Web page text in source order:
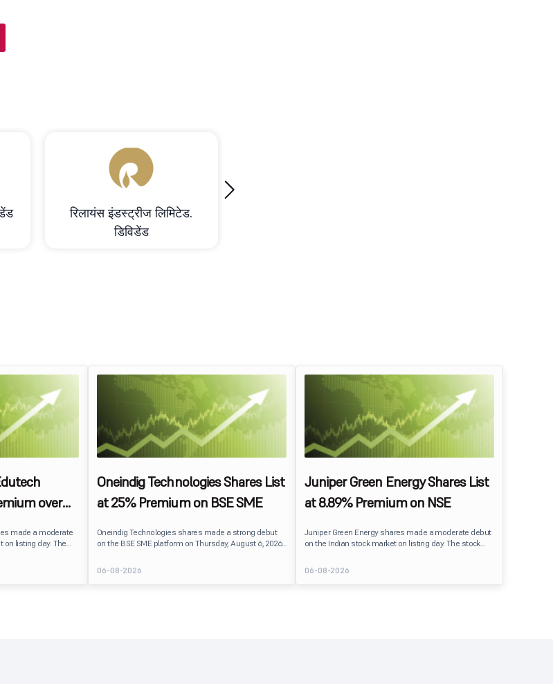
रिलायंस इंडस्ट्रीज लिमिटेड.
डिविडेंड
›
over
made a moderate
on listing day. The
its IPO issue
gains to IPO
sentiment
Oneindig Technologies Shares List
at 25% Premium on BSE SME
Oneindig Technologies shares made a strong debut
on the BSE SME platform on Thursday, August 6, 2026.
price of ₹96, reflecting positive investor sentiment
despite the IPO receiving a modest overall
subscription. Oneindig Technologies IPO Listing Details
06-08-2026
Juniper Green Energy Shares List
at 8.89% Premium on NSE
Juniper Green Energy shares made a moderate debut
on the Indian stock market on listing day. The stock
delivering a premium of nearly 8.89% over its IPO issue
price of ₹225. The listing offered modest gains to IPO
investors, reflecting steady market sentiment
06-08-2026